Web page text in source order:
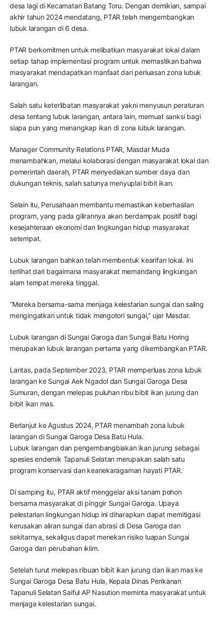
desa lagi di Kecamatan Batang Toru. Dengan demikian, sampai
akhir tahun 2024 mendatang, PTAR telah mengembangkan
lubuk larangan di 6 desa.
PTAR berkomitmen untuk melibatkan masyarakat lokal dalam
setiap tahap implementasi program untuk memastikan bahwa
masyarakat mendapatkan manfaat dari perluasan zona lubuk
larangan.
Salah satu keterlibatan masyarakat yakni menyusun peraturan
desa tentang lubuk larangan, antara lain, memuat sanksi bagi
siapa pun yang menangkap ikan di zona lubuk larangan.
Manager Community Relations PTAR, Masdar Muda
menambahkan, melalui kolaborasi dengan masyarakat lokal dan
pemerintah daerah, PTAR menyediakan sumber daya dan
dukungan teknis, salah satunya menyuplai bibit ikan.
Selain itu, Perusahaan membantu memastikan keberhasilan
program, yang pada gilirannya akan berdampak positif bagi
kesejahteraan ekonomi dan lingkungan hidup masyarakat
setempat.
Lubuk larangan bahkan telah membentuk kearifan lokal. Ini
terlihat dari bagaimana masyarakat memandang lingkungan
alam tempat mereka tinggal.
“Mereka bersama-sama menjaga kelestarian sungai dan saling
mengingatkan untuk tidak mengotori sungai,” ujar Masdar.
Lubuk larangan di Sungai Garoga dan Sungai Batu Horing
merupakan lubuk larangan pertama yang dikembangkan PTAR.
Lantas, pada September 2023, PTAR memperluas zona lubuk
larangan ke Sungai Aek Ngadol dan Sungai Garoga Desa
Sumuran, dengan melepas puluhan ribu bibit ikan jurung dan
bibit ikan mas.
Berlanjut ke Agustus 2024, PTAR menambah zona lubuk
larangan di Sungai Garoga Desa Batu Hula.
Lubuk larangan dan pengembangbiakan ikan jurung sebagai
spesies endemik Tapanuli Selatan merupakan salah satu
program konservasi dan keanekaragaman hayati PTAR.
Di samping itu, PTAR aktif menggelar aksi tanam pohon
bersama masyarakat di pinggir Sungai Garoga. Upaya
pelestarian lingkungan hidup ini diharapkan dapat memitigasi
kerusakan aliran sungai dan abrasi di Desa Garoga dan
sekitarnya, sekaligus dapat menekan risiko luapan Sungai
Garoga dan perubahan iklim.
Setelah turut melepas ribuan bibit ikan jurung dan ikan mas ke
Sungai Garoga Desa Batu Hula, Kepala Dinas Perikanan
Tapanuli Selatan Saiful AP Nasution meminta masyarakat untuk
menjaga kelestarian sungai.